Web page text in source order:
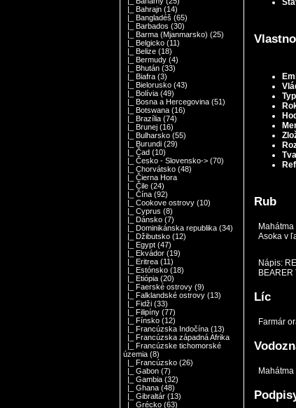
|_ Bahrajn (14)
|_ Bangladéš (65)
|_ Barbados (30)
|_ Barma (Mjanmarsko) (25)
|_ Belgicko (11)
|_ Belize (18)
|_ Bermudy (4)
|_ Bhután (33)
|_ Biafra (3)
|_ Bielorusko (43)
|_ Bolívia (49)
|_ Bosna a Hercegovina (51)
|_ Botswana (16)
|_ Brazília (74)
|_ Brunej (16)
|_ Bulharsko (55)
|_ Burundi (29)
|_ Čad (10)
|_ Česko - Slovensko-> (70)
|_ Chorvátsko (48)
|_ Čierna Hora
|_ Čile (24)
|_ Čína (92)
|_ Cookove ostrovy (10)
|_ Cyprus (8)
|_ Dánsko (7)
|_ Dominikánska republika (34)
|_ Džibutsko (12)
|_ Egypt (47)
|_ Ekvádor (19)
|_ Eritrea (11)
|_ Estónsko (18)
|_ Etiópia (20)
|_ Faerské ostrovy (9)
|_ Falklandské ostrovy (13)
|_ Fidži (33)
|_ Filipíny (77)
|_ Fínsko (12)
|_ Francúzska Indočína (13)
|_ Francúzska západná Afrika
|_ Francúzske tichomorské
územia (8)
|_ Francúzsko (26)
|_ Gabon (7)
|_ Gambia (32)
|_ Ghana (48)
|_ Gibraltár (13)
|_ Grécko (63)
Rub
Asoka v
Nápis:
BEARER
Líc
Farmár
Mahátma